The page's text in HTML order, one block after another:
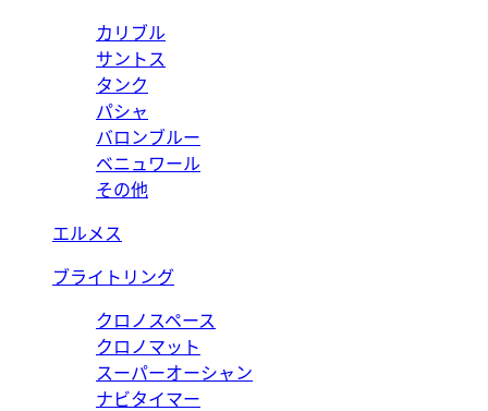
カリブル
サントス
タンク
パシャ
バロンブルー
ベニュワール
その他
エルメス
ブライトリング
クロノスペース
クロノマット
スーパーオーシャン
ナビタイマー